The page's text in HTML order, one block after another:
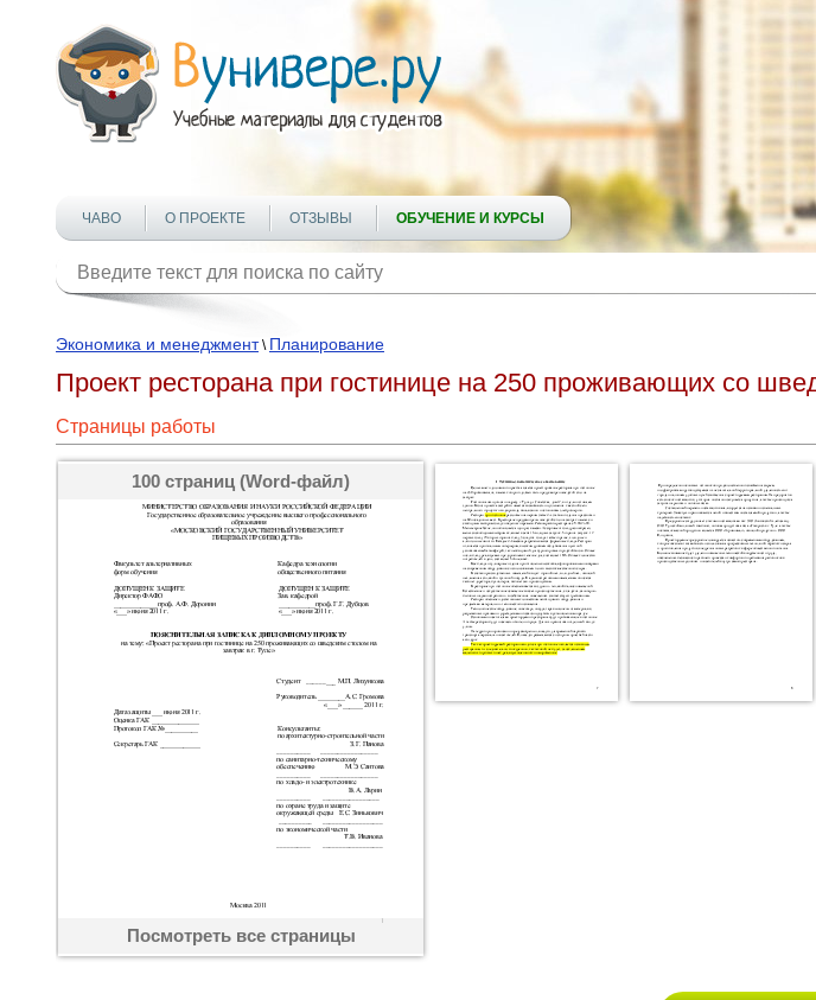
ЧАВО О ПРОЕКТЕ ОТЗЫВЫ ОБУЧЕНИЕ И КУРСЫ
Экономика и менеджмент\ Планирование
Проект ресторана при гостинице на 250 проживающих со
Страницы работы
100 страниц (Word-файл)
Посмотреть все страницы